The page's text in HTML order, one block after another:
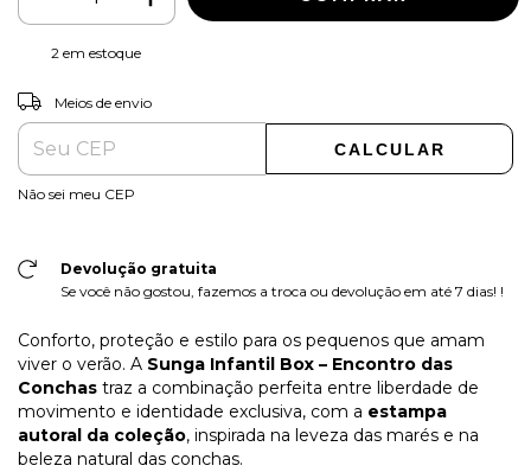
2 em estoque
Entregas para o CEP:
Meios de envio
CALCULAR
Não sei meu CEP
Devolução gratuita
Se você não gostou, fazemos a troca ou devolução em até 7 dias! !
Conforto, proteção e estilo para os pequenos que amam
viver o verão. A Sunga Infantil Box – Encontro das
Conchas traz a combinação perfeita entre liberdade de
movimento e identidade exclusiva, com a estampa
autoral da coleção, inspirada na leveza das marés e na
beleza natural das conchas.